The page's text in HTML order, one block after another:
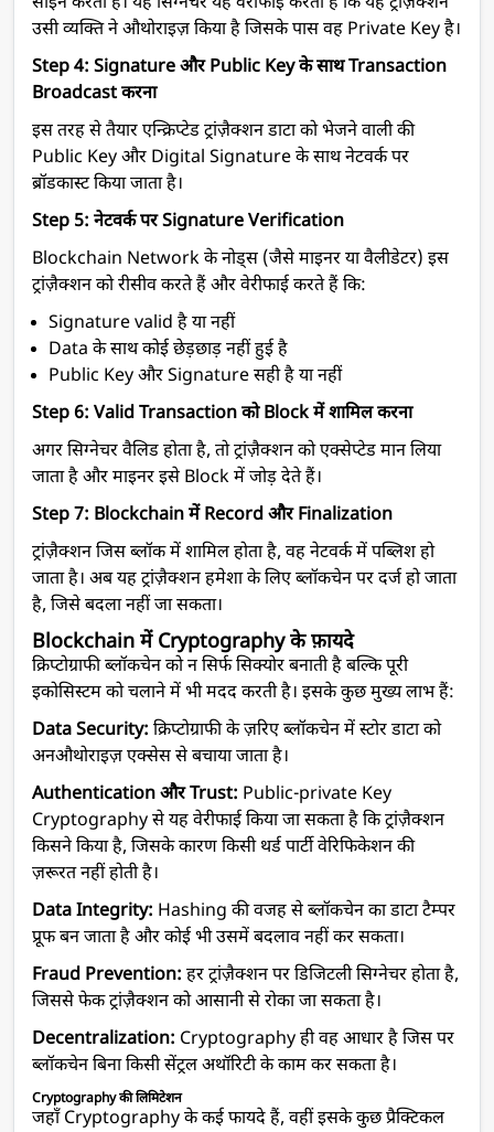
उसी व्यक्ति ने औथोराइज़ किया है जिसके पास वह Private Key है।
Step 4: Signature और Public Key के साथ Transaction
Broadcast करना
इस तरह से तैयार एन्क्रिप्टेड ट्रांज़ैक्शन डाटा को भेजने वाली की
Public Key और Digital Signature के साथ नेटवर्क पर
ब्रॉडकास्ट किया जाता है।
Step 5: नेटवर्क पर Signature Verification
Blockchain Network के नोड्स (जैसे माइनर या वैलीडेटर) इस
ट्रांज़ैक्शन को रीसीव करते हैं और वेरीफाई करते हैं कि:
Signature valid है या नहीं
Data के साथ कोई छेड़छाड़ नहीं हुई है
Public Key और Signature सही है या नहीं
Step 6: Valid Transaction को Block में शामिल करना
अगर सिग्नेचर वैलिड होता है, तो ट्रांज़ैक्शन को एक्सेप्टेड मान लिया
जाता है और माइनर इसे Block में जोड़ देते हैं।
Step 7: Blockchain में Record और Finalization
ट्रांज़ैक्शन जिस ब्लॉक में शामिल होता है, वह नेटवर्क में पब्लिश हो
जाता है। अब यह ट्रांज़ैक्शन हमेशा के लिए ब्लॉकचेन पर दर्ज हो जाता
है, जिसे बदला नहीं जा सकता।
Blockchain में Cryptography के फ़ायदे
क्रिप्टोग्राफी ब्लॉकचेन को न सिर्फ सिक्योर बनाती है बल्कि पूरी
इकोसिस्टम को चलाने में भी मदद करती है। इसके कुछ मुख्य लाभ हैं:
Data Security: क्रिप्टोग्राफी के ज़रिए ब्लॉकचेन में स्टोर डाटा को
अनऔथोराइज़ एक्सेस से बचाया जाता है।
Authentication और Trust: Public-private Key
Cryptography से यह वेरीफाई किया जा सकता है कि ट्रांज़ैक्शन
किसने किया है, जिसके कारण किसी थर्ड पार्टी वेरिफिकेशन की
ज़रूरत नहीं होती है।
Data Integrity: Hashing की वजह से ब्लॉकचेन का डाटा टैम्पर
प्रूफ बन जाता है और कोई भी उसमें बदलाव नहीं कर सकता।
Fraud Prevention: हर ट्रांज़ैक्शन पर डिजिटली सिग्नेचर होता है,
जिससे फेक ट्रांज़ैक्शन को आसानी से रोका जा सकता है।
Decentralization: Cryptography ही वह आधार है जिस पर
ब्लॉकचेन बिना किसी सेंट्रल अथॉरिटी के काम कर सकता है।
Cryptography की लिमिटेशन
जहाँ Cryptography के कई फायदे हैं, वहीं इसके कुछ प्रैक्टिकल